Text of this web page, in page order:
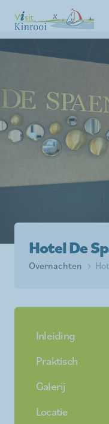
Hotel De
Overnachten
Inleiding
Praktisch
Galerij
Locatie